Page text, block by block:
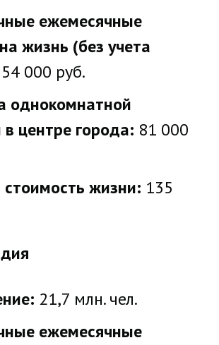
ежемесячные
жизнь (без учета
54 000 руб.
однокомнатной
центре города: 81 000
жизни: 135
21,7 млн. чел.
ежемесячные